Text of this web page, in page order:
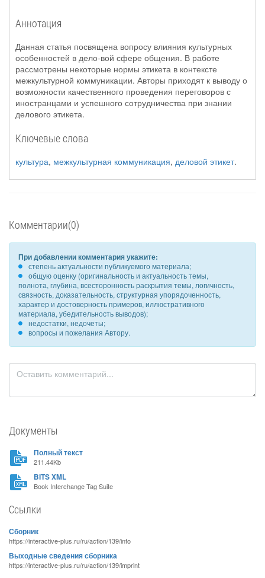
Аннотация
Данная статья посвящена вопросу влияния культурных
особенностей в дело-вой сфере общения. В работе
рассмотрены некоторые нормы этикета в контексте
межкультурной коммуникации. Авторы приходят к выводу о
возможности качественного проведения переговоров с
иностранцами и успешного сотрудничества при знании
делового этикета.
Ключевые слова
культура, межкультурная коммуникация, деловой этикет.
Комментарии(0)
При добавлении комментария укажите:
степень актуальности публикуемого материала;
общую оценку (оригинальность и актуальность темы,
полнота, глубина, всесторонность раскрытия темы, логичность,
связность, доказательность, структурная упорядоченность,
характер и достоверность примеров, иллюстративного
материала, убедительность выводов);
недостатки, недочеты;
вопросы и пожелания Автору.
Документы
Полный текст
211.44Kb
BITS XML
Book Interchange Tag Suite
Ссылки
Сборник
https://interactive-plus.ru/ru/action/139/info
Выходные сведения сборника
https://interactive-plus.ru/ru/action/139/imprint